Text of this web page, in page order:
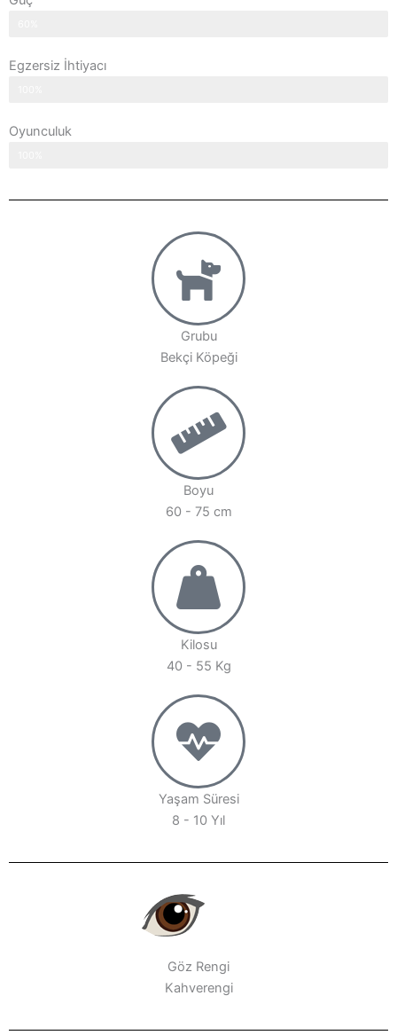
Egzersiz İhtiyacı
Oyunculuk
Grubu
Bekçi Köpeği
Boyu
60 - 75 cm
Kilosu
40 - 55 Kg
Yaşam Süresi
8 - 10 Yıl
Göz Rengi
Kahverengi